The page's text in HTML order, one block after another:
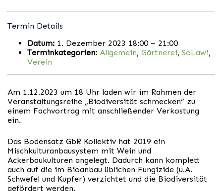
Termin Details
Datum: 1. Dezember 2023 18:00 – 21:00
Terminkategorien: Allgemein, Gärtnerei, SoLawi,
Verein
Am 1.12.2023 um 18 Uhr laden wir im Rahmen der
Veranstaltungsreihe „Biodiversität schmecken“ zu
einem Fachvortrag mit anschließender Verkostung
ein.
Das Bodensatz GbR Kollektiv hat 2019 ein
Mischkulturanbausystem mit Wein und
Ackerbaukulturen angelegt. Dadurch kann komplett
auch auf die im Bioanbau üblichen Fungizide (u.A.
Schwefel und Kupfer) verzichtet und die Biodiversität
gefördert werden.